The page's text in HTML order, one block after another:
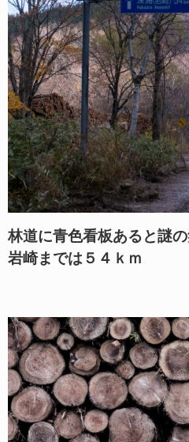
林道に青色看板あると謎
岩崎までは５４ｋｍ